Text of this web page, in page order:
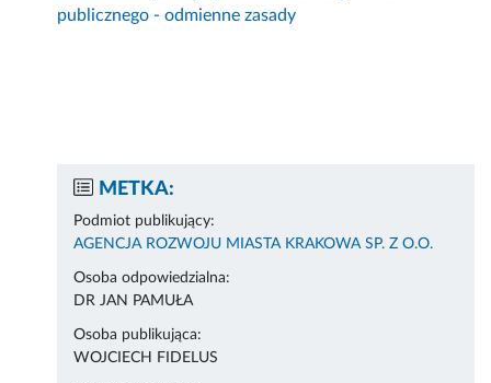
publicznego - odmienne zasady
METKA:
Podmiot publikujący:
AGENCJA ROZWOJU MIASTA KRAKOWA SP. Z O.O.
Osoba odpowiedzialna:
DR JAN PAMUŁA
Osoba publikująca:
WOJCIECH FIDELUS